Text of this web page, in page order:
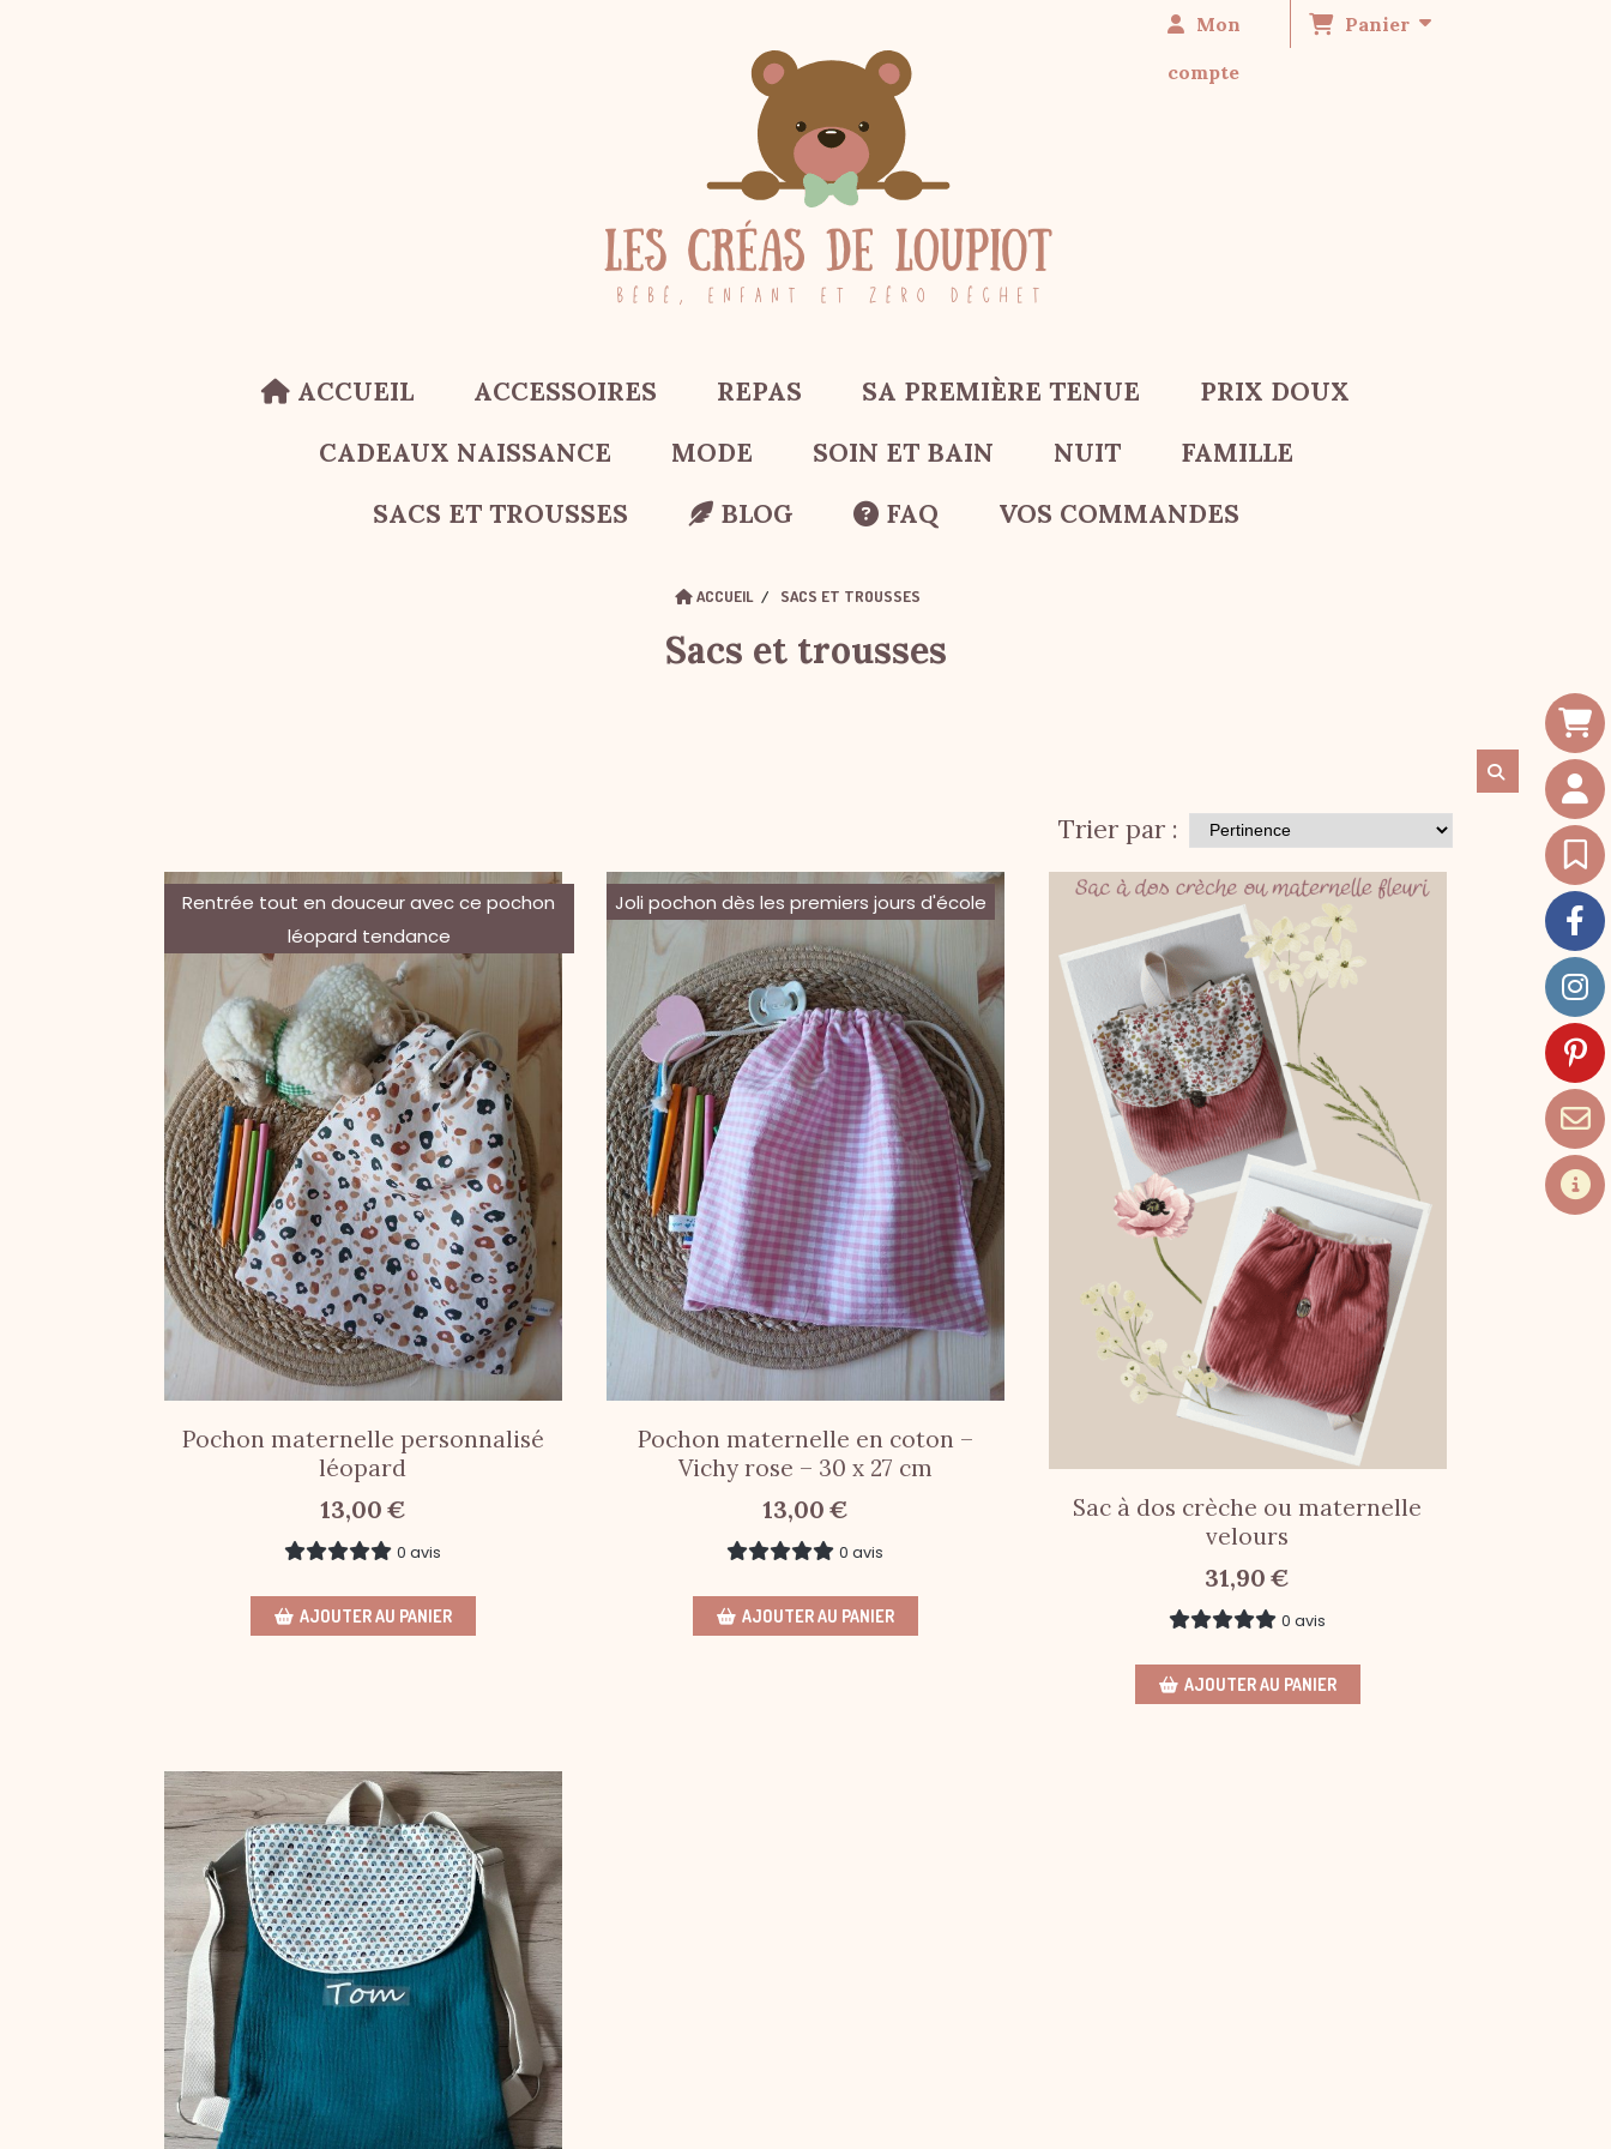
Mon
compte
Panier
ACCUEIL ACCESSOIRES REPAS SA PREMIÈRE TENUE
PRIX DOUX
CADEAUX NAISSANCE
MODE SOIN ET BAIN NUIT
FAMILLE
SACS ET TROUSSES
BLOG FAQ VOS COMMANDES
ACCUEIL SACS ET TROUSSES
Sacs et trousses
Trier par :
Rentrée tout en douceur avec ce pochon
léopard tendance
Pochon maternelle personnalisé
léopard
13,00 €
0 avis
AJOUTER AU PANIER
Joli pochon dès les premiers jours d'école
Pochon maternelle en coton –
Vichy rose – 30 x 27 cm
13,00 €
0 avis
AJOUTER AU PANIER
Sac à dos crèche ou maternelle
velours
31,90 €
0 avis
AJOUTER AU PANIER